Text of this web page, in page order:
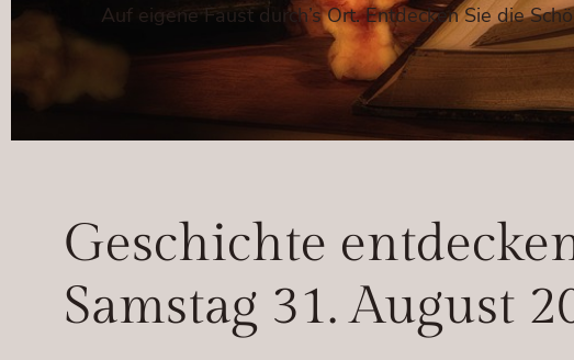
Auf eigene Faust durch’s Ort. Entdecken Sie die
Geschichte
Samstag 31. August